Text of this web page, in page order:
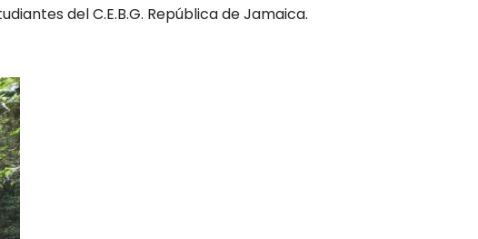
del C.E.B.G. República de Jamaica.